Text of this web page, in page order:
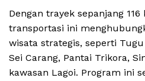
Dengan trayek sepanjang
transportasi ini
wisata strategis, seperti
Sei Carang, Pantai Trikora,
kawasan Lagoi. Program ini